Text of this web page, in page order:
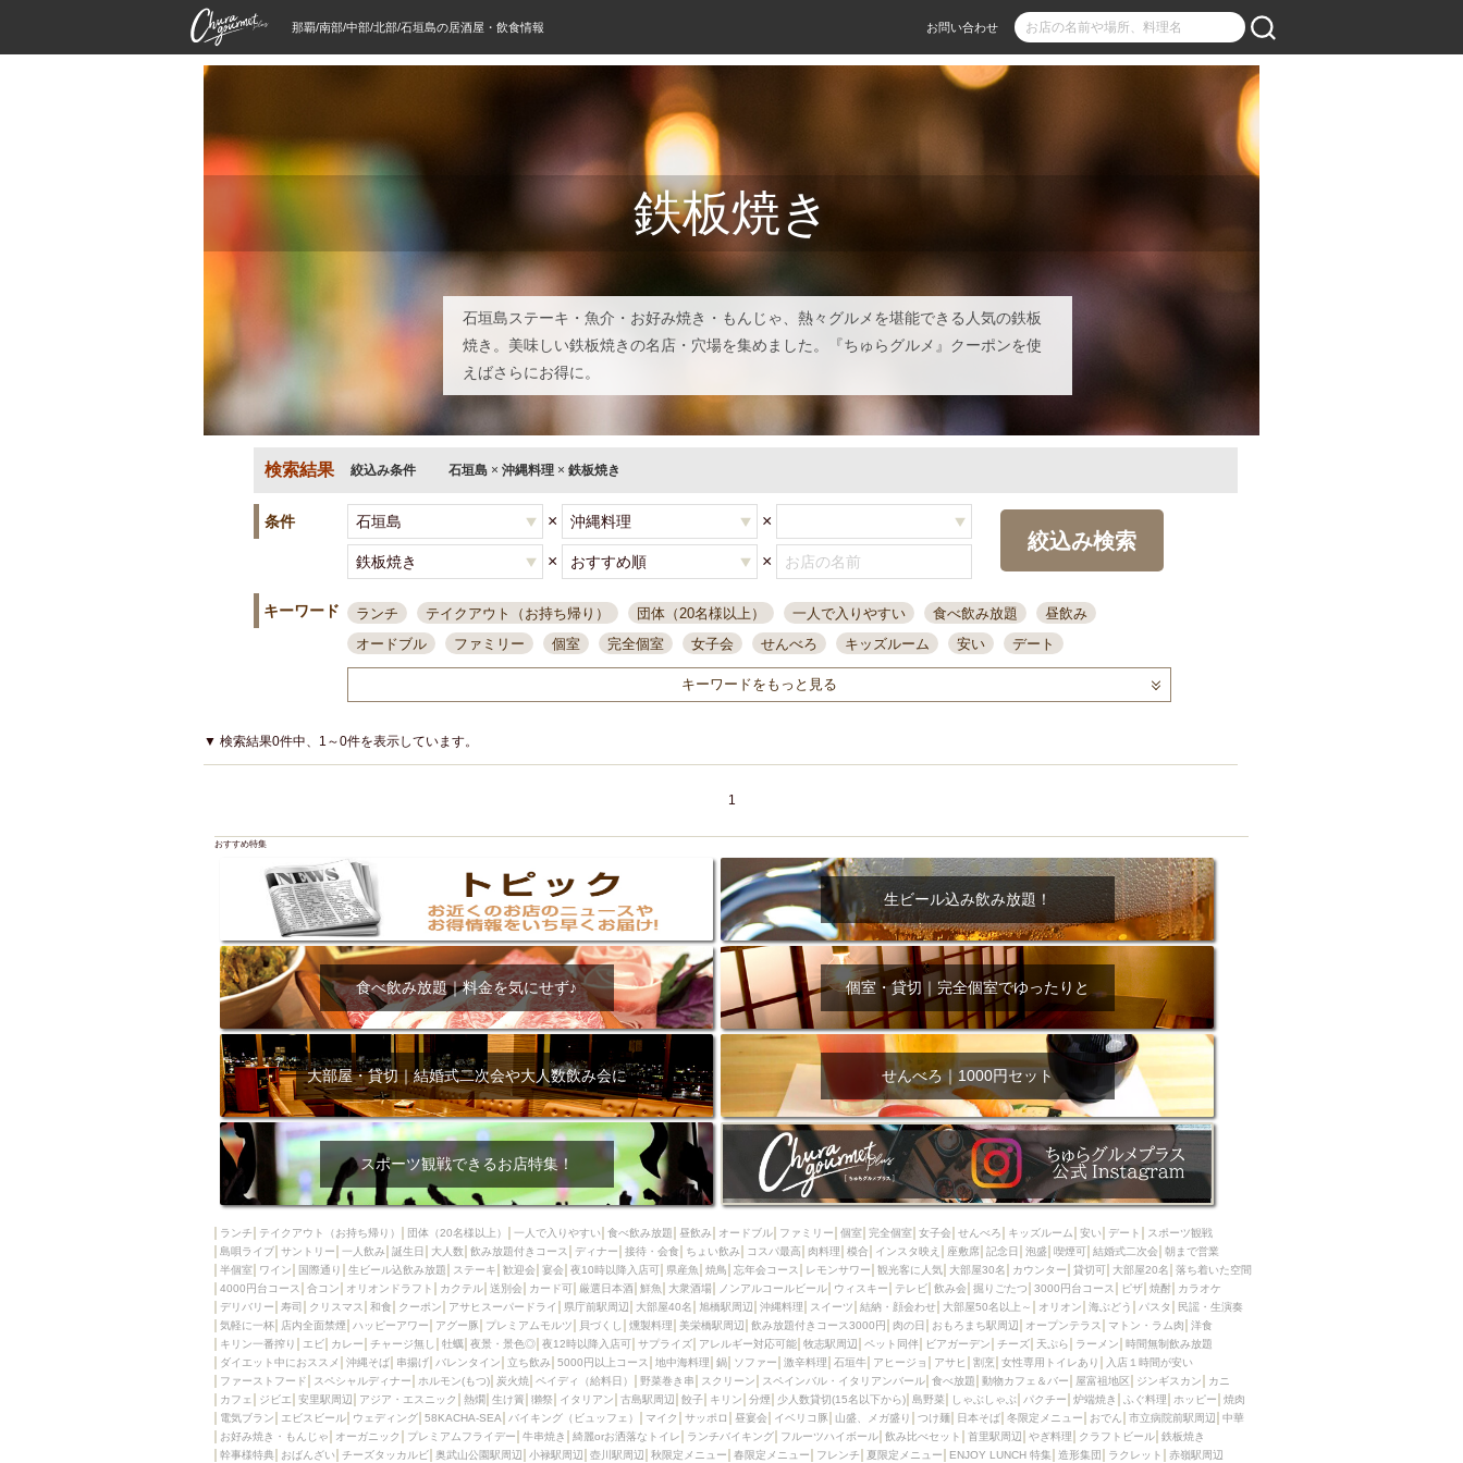
那覇/南部/中部/北部/石垣島の居酒屋・飲食情報 お問い合わせ
鉄板焼き
石垣島ステーキ・魚介・お好み焼き・もんじゃ、熱々グルメを堪能できる人気の鉄板
焼き。美味しい鉄板焼きの名店・穴場を集めました。『ちゅらグルメ』クーポンを使
えばさらにお得に。
検索結果 絞込み条件 石垣島 × 沖縄料理 × 鉄板焼き
条件 × ×
× ×
絞込み検索
キーワード ランチ テイクアウト（お持ち帰り） 団体（20名様以上） 一人で入りやすい 食べ飲み放題
昼飲み
オードブル
ファミリー 個室 完全個室 女子会 せんべろ キッズルーム 安い
デート
一人飲み 誕生日 大人数
接待・会食
ちょい飲み コスパ最高 肉料理 模合 インスタ映え 座敷席 記念日 泡盛
喫煙可
結婚式二次会
夜10時以降入店可
県産魚 焼鳥 忘年会コース レモンサワー 観光客に人気 大部屋30名
カウンター
4000円台コース
デリバリー 寿司 クリスマス 和食
クーポン
アサヒスーパードライ
県庁前駅周辺 旭橋駅周辺 沖縄料理 スイーツ
結納・顔会わせ
大部屋50名以上～
オリオン 海ぶどう 民謡・生演奏 気軽に一杯
店内全面禁煙
ハッピーアワー
アグー豚 プレミアムモルツ 貝づくし 燻製料理
美栄橋駅周辺
飲み放題付きコース3000円
肉の日 おもろまち駅周辺 オープンテラス マトン・ラム肉
洋食
キリン一番搾り
エビ カレー チャージ無し 牡蠣 夜景・景色◎ 夜12時以降入店可
サプライズ
アレルギー対応可能
牧志駅周辺 ペット同伴 ビアガーデン 天ぷら
時間無制飲み放題
ダイエット中におススメ
沖縄そば 串揚げ バレンタイン 立ち飲み 5000円以上コース 地中海料理
鍋
ソファー
激辛料理 石垣牛 アヒージョ アサヒ 割烹 女性専用トイレあり
入店１時間が安い
ファーストフード
スペシャルディナー ホルモン(もつ) 炭火焼 ペイディ（給料日）
野菜巻き串
スクリーン
スペインバル・イタリアンバール 食べ放題 動物カフェ＆バー 屋富祖地区
ジンギスカン
カニ
カフェ ジビエ 安里駅周辺 アジア・エスニック 熱燗 生け簀 獺祭 イタリアン
古島駅周辺
分煙 少人数貸切(15名以下から) しゃぶしゃぶ パクチー 炉端焼き
ふぐ料理
ホッピー
焼肉 電気ブラン エビスビール ウェディング 58KACHA-SEA
バイキング（ビュッフェ）
マイク
サッポロ 昼宴会 イベリコ豚 山盛、メガ盛り つけ麺 日本そば 冬限定メニュー
おでん
市立病院前駅周辺
中華 お好み焼き・もんじゃ オーガニック プレミアムフライデー
牛串焼き
綺麗orお洒落なトイレ
ランチバイキング フルーツハイボール 飲み比べセット 首里駅周辺
やぎ料理
クラフトビール
鉄板焼き 幹事様特典 おばんざい チーズタッカルビ 奥武山公園駅周辺
小禄駅周辺
壺川駅周辺
秋限定メニュー 春限定メニュー フレンチ 夏限定メニュー ENJOY LUNCH 特集
造形集団
ラクレット
赤嶺駅周辺 シードル 那覇空港駅周辺 儀保駅周辺
キーワードをもっと見る
▼ 検索結果0件中、1～0件を表示しています。
1
おすすめ特集
生ビール込み飲み放題！
食べ飲み放題｜料金を気にせず♪ 個室・貸切｜完全個室でゆったりと
大部屋・貸切｜結婚式二次会や大人数飲み会に せんべろ｜1000円セット
スポーツ観戦できるお店特集！
ランチ テイクアウト（お持ち帰り） 団体（20名様以上） 一人で入りやすい 食べ飲み放題 昼飲み オードブル ファミリー 個室 完全個室 女子会 せんべろ キッズルーム 安い デート
スポーツ観戦
島唄ライブ サントリー 一人飲み 誕生日 大人数 飲み放題付きコース ディナー 接待・会食 ちょい飲み コスパ最高 肉料理 模合 インスタ映え 座敷席 記念日 泡盛 喫煙可 結婚式二次会 朝まで営業
半個室
ワイン 国際通り 生ビール込飲み放題 ステーキ 歓迎会 宴会 夜10時以降入店可 県産魚 焼鳥 忘年会コース レモンサワー 観光客に人気 大部屋30名 カウンター 貸切可 大部屋20名
落ち着いた空間
4000円台コース
合コン オリオンドラフト カクテル 送別会 カード可 厳選日本酒 鮮魚 大衆酒場 ノンアルコールビール ウィスキー テレビ 飲み会 掘りごたつ 3000円台コース ピザ 焼酎
カラオケ
デリバリー
寿司 クリスマス 和食 クーポン アサヒスーパードライ 県庁前駅周辺 大部屋40名 旭橋駅周辺 沖縄料理 スイーツ 結納・顔会わせ 大部屋50名以上～ オリオン 海ぶどう パスタ
民謡・生演奏
気軽に一杯
店内全面禁煙 ハッピーアワー アグー豚 プレミアムモルツ 貝づくし 燻製料理 美栄橋駅周辺 飲み放題付きコース3000円 肉の日 おもろまち駅周辺 オープンテラス マトン・ラム肉
洋食
キリン一番搾り
エビ カレー チャージ無し 牡蠣 夜景・景色◎ 夜12時以降入店可 サプライズ アレルギー対応可能 牧志駅周辺 ペット同伴 ビアガーデン チーズ 天ぷら ラーメン
時間無制飲み放題
ダイエット中におススメ
沖縄そば 串揚げ バレンタイン 立ち飲み 5000円以上コース 地中海料理 鍋 ソファー 激辛料理 石垣牛 アヒージョ アサヒ 割烹 女性専用トイレあり
入店１時間が安い
ファーストフード
スペシャルディナー ホルモン(もつ) 炭火焼 ペイディ（給料日） 野菜巻き串 スクリーン スペインバル・イタリアンバール 食べ放題 動物カフェ＆バー 屋富祖地区 ジンギスカン
カニ
カフェ
ジビエ 安里駅周辺 アジア・エスニック 熱燗 生け簀 獺祭 イタリアン 古島駅周辺 餃子 キリン 分煙 少人数貸切(15名以下から) 島野菜 しゃぶしゃぶ パクチー 炉端焼き ふぐ料理 ホッピー
焼肉
電気ブラン
エビスビール ウェディング 58KACHA-SEA バイキング（ビュッフェ） マイク サッポロ 昼宴会 イベリコ豚 山盛、メガ盛り つけ麺 日本そば 冬限定メニュー おでん 市立病院前駅周辺
中華
お好み焼き・もんじゃ
オーガニック プレミアムフライデー 牛串焼き 綺麗orお洒落なトイレ ランチバイキング フルーツハイボール 飲み比べセット 首里駅周辺 やぎ料理 クラフトビール 鉄板焼き
幹事様特典
おばんざい チーズタッカルビ 奥武山公園駅周辺 小禄駅周辺 壺川駅周辺 秋限定メニュー 春限定メニュー フレンチ 夏限定メニュー ENJOY LUNCH 特集 造形集団 ラクレット 赤嶺駅周辺